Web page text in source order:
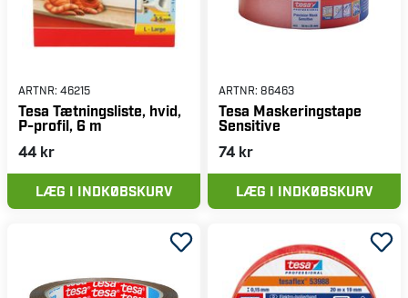
ARTNR: 46215
Tesa Tætningsliste, hvid,
P-profil, 6 m
44 kr
LÆG I INDKØBSKURV
ARTNR: 86463
Tesa Maskeringstape
Sensitive
74 kr
LÆG I INDKØBSKURV